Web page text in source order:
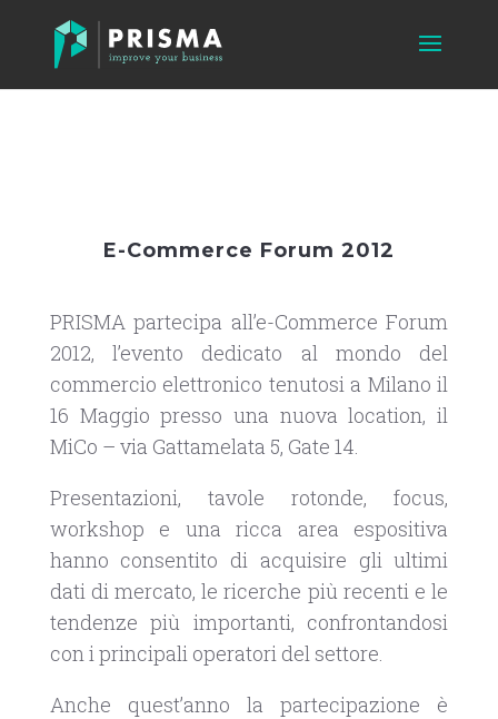
E-Commerce Forum 2012
PRISMA partecipa all’e-Commerce Forum
2012, l’evento dedicato al mondo del
commercio elettronico tenutosi a Milano il
16 Maggio presso una nuova location, il
MiCo – via Gattamelata 5, Gate 14.
Presentazioni, tavole rotonde, focus,
workshop e una ricca area espositiva
hanno consentito di acquisire gli ultimi
dati di mercato, le ricerche più recenti e le
tendenze più importanti, confrontandosi
con i principali operatori del settore.
Anche quest’anno la partecipazione è